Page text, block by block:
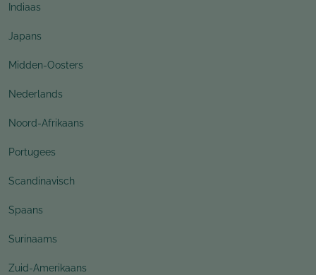
Indiaas
Japans
Midden-Oosters
Nederlands
Noord-Afrikaans
Portugees
Scandinavisch
Spaans
Surinaams
Zuid-Amerikaans